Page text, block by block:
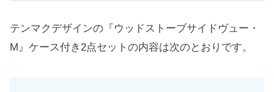
テンマクデザインの『ウッドストーブサイドヴュー・
M』ケース付き2点セットの内容は次のとおりです。